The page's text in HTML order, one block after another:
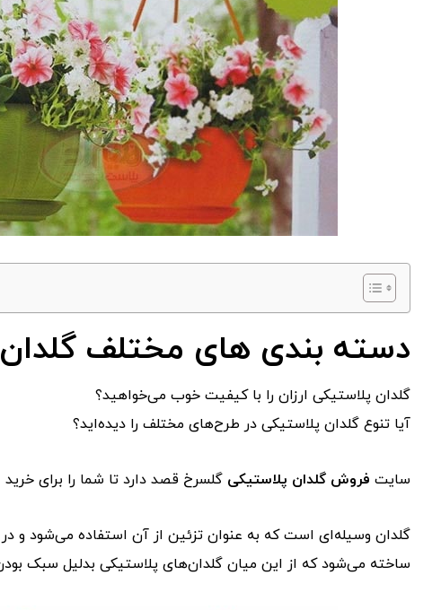
دسته بندی های مختلف
گلدان پلاستیکی ارزان را با کیفیت خوب می‌خواهید؟
آیا تنوع گلدان پلاستیکی در طرح‌های مختلف را دیده‌اید؟
سایت فروش گلدان پلاستیکی گلسرخ قصد دارد تا شما را برای
گلدان‌ وسیله‌ای است که به عنوان تزئین از آن استفاده می‌شود و
ساخته می‌شود که از این میان گلدان‌های پلاستیکی بدلیل سبک